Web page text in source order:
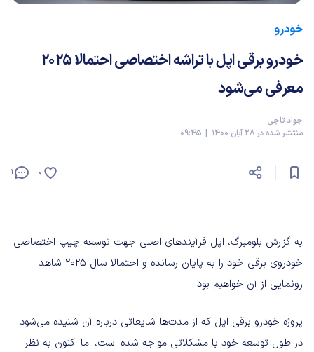
خودرو
خودرو برقی اپل با تراشه اختصاصی احتمالا ۲۰۲۵
معرفی می‌شود
جواد تاجی
منتشر شده در 28 آبان 1400 | 09:45
1 0
به گزارش بلومبرگ، اپل فرآیندهای اصلی جهت توسعه چیپ اختصاصی
خودروی برقی خود را به پایان رسانده و احتمالا سال ۲۰۲۵ شاهد
رونمایی از آن خواهیم بود.
پروژه خودرو برقی اپل که از مدت‌ها شایعاتی درباره آن شنیده می‌شود
در طول توسعه خود با مشکلاتی مواجه شده است، اما اکنون به نظر